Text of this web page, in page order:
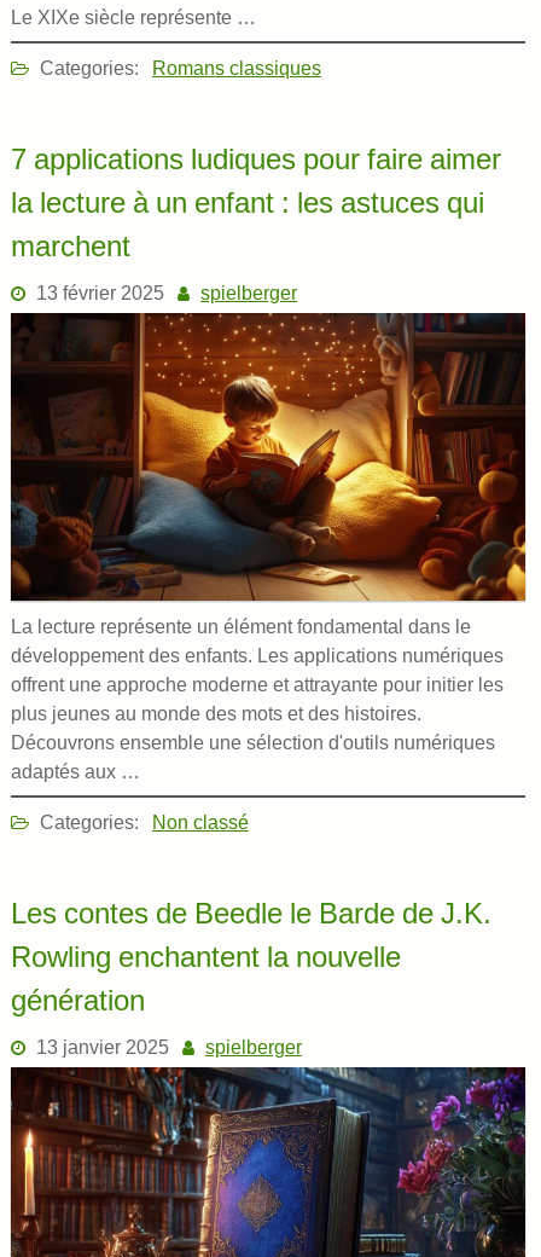
Le XIXe siècle représente …
Categories: Romans classiques
7 applications ludiques pour faire aimer
la lecture à un enfant : les astuces qui
marchent
13 février 2025 spielberger
La lecture représente un élément fondamental dans le
développement des enfants. Les applications numériques
offrent une approche moderne et attrayante pour initier les
plus jeunes au monde des mots et des histoires.
Découvrons ensemble une sélection d'outils numériques
adaptés aux …
Categories: Non classé
Les contes de Beedle le Barde de J.K.
Rowling enchantent la nouvelle
génération
13 janvier 2025 spielberger